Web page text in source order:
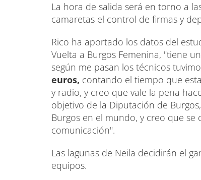
La hora de salida será en torno a
camaretas el control de firmas y
Rico ha aportado los datos del
Vuelta a Burgos Femenina, "tiene
según me pasan los técnicos
euros, contando el tiempo que
y radio, y creo que vale la pena
objetivo de la Diputación de
Burgos en el mundo, y creo que se
comunicación".
Las lagunas de Neila decidirán el
equipos.